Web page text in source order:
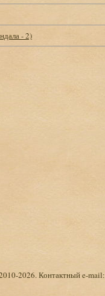
- 2)
2026. Контактный e-mail: